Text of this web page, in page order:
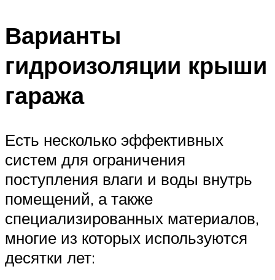
Варианты
гидроизоляции крыши
гаража
Есть несколько эффективных
систем для ограничения
поступления влаги и воды внутрь
помещений, а также
специализированных материалов,
многие из которых используются
десятки лет: